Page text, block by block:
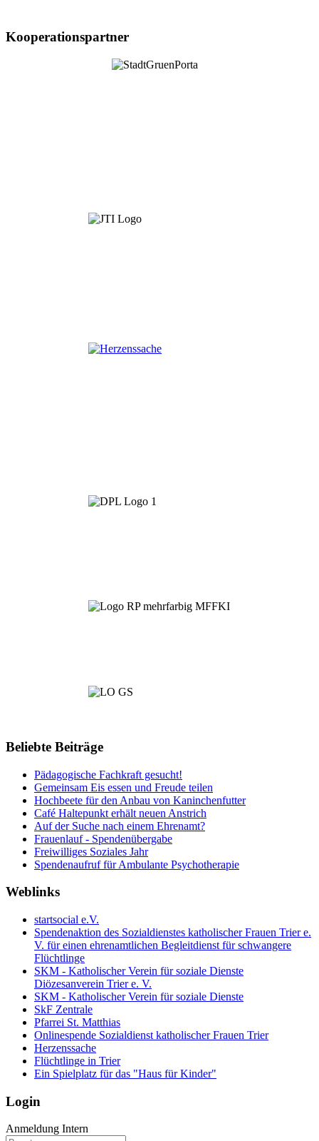
Kooperationspartner
Beliebte Beiträge
Pädagogische Fachkraft gesucht!
Gemeinsam Eis essen und Freude teilen
Hochbeete für den Anbau von Kaninchenfutter
Café Haltepunkt erhält neuen Anstrich
Auf der Suche nach einem Ehrenamt?
Frauenlauf - Spendenübergabe
Freiwilliges Soziales Jahr
Spendenaufruf für Ambulante Psychotherapie
Weblinks
startsocial e.V.
Spendenaktion des Sozialdienstes katholischer Frauen Trier e.
V. für einen ehrenamtlichen Begleitdienst für schwangere
Flüchtlinge
SKM - Katholischer Verein für soziale Dienste
Diözesanverein Trier e. V.
SKM - Katholischer Verein für soziale Dienste
SkF Zentrale
Pfarrei St. Matthias
Onlinespende Sozialdienst katholischer Frauen Trier
Herzenssache
Flüchtlinge in Trier
Ein Spielplatz für das "Haus für Kinder"
Login
Anmeldung Intern